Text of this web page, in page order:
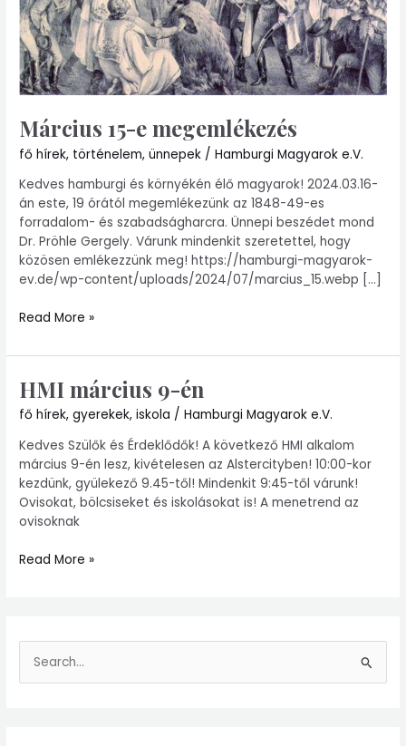
Március 15-e megemlékezés
fő hírek, történelem,ünnepek /Hamburgi Magyarok e.V.
Kedves hamburgi és környékén élő magyarok! 2024.03.16-
án este, 19 órától megemlékezünk az 1848-49-es
forradalom- és szabadságharcra. Ünnepi beszédet mond
Dr. Pröhle Gergely. Várunk mindenkit szeretettel, hogy
közösen emlékezzünk meg! https://hamburgi-magyarok-
ev.de/wp-content/uploads/2024/07/marcius_15.webp […]
Read More »
HMI március 9-én
fő hírek,gyerekek,iskola /Hamburgi Magyarok e.V.
Kedves Szülők és Érdeklődők! A következő HMI alkalom
március 9-én lesz, kivételesen az Alstercityben! 10:00-kor
kezdünk, gyülekező 9.45-től! Mindenkit 9:45-től várunk!
Ovisokat, bölcsiseket és iskolásokat is! A menetrend az
ovisoknak
HMI
március
9-
én
Read More »
e